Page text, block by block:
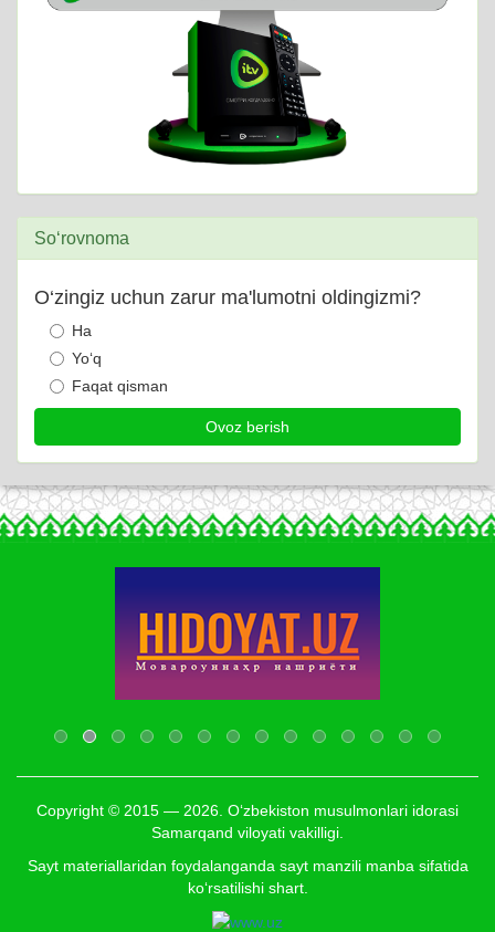
So‘rovnoma
O‘zingiz uchun zarur ma'lumotni oldingizmi?
Ha
Yo‘q
Faqat qisman
Copyright © 2015 — 2026. O‘zbekiston musulmonlari idorasi
Samarqand viloyati vakilligi.
Sayt materiallaridan foydalanganda sayt manzili manba sifatida
ko‘rsatilishi shart.